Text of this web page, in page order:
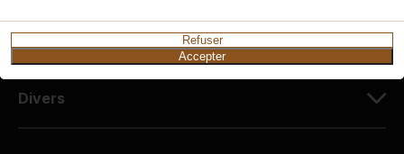
Refuser
Accepter
Catégories
Divers